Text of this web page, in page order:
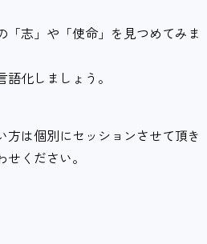
「志」や「使命」を見つめてみま
化しましょう。
方は個別にセッションさせて頂き
ください。